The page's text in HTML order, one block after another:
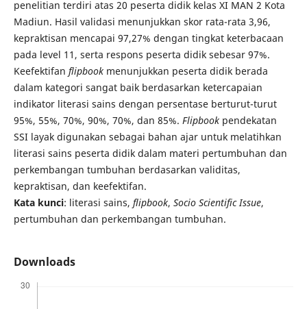
penelitian terdiri atas 20 peserta didik kelas XI MAN 2 Kota
Madiun. Hasil validasi menunjukkan skor rata-rata 3,96,
kepraktisan mencapai 97,27% dengan tingkat keterbacaan
pada level 11, serta respons peserta didik sebesar 97%.
Keefektifan flipbookmenunjukkan peserta didik berada
dalam kategori sangat baik berdasarkan ketercapaian
indikator literasi sains dengan persentase berturut-turut
95%, 55%, 70%, 90%, 70%, dan 85%. Flipbookpendekatan
SSI layak digunakan sebagai bahan ajar untuk melatihkan
literasi sains peserta didik dalam materi pertumbuhan dan
perkembangan tumbuhan berdasarkan validitas,
kepraktisan, dan keefektifan.
Kata kunci: literasi sains, flipbook, Socio Scientific Issue,
pertumbuhan dan perkembangan tumbuhan.
Downloads